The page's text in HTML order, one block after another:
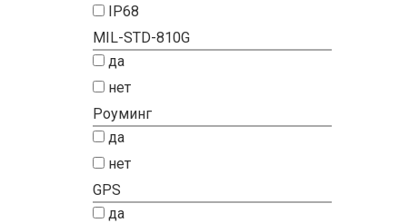
IP68
MIL-STD-810G
да
нет
Роуминг
да
нет
GPS
да